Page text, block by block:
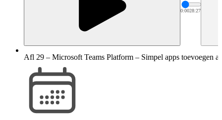
0:0028:27
Afl 29 – Microsoft Teams Platform – Simpel apps toevoegen